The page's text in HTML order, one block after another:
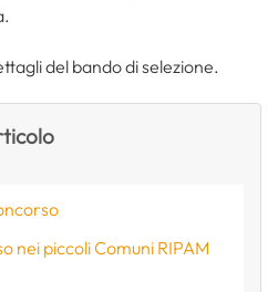
del bando di selezione.
nei piccoli Comuni RIPAM